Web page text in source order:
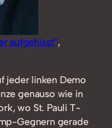
aufgehisst“,
jeder linken Demo
genauso wie in
wo St. Pauli T-
Gegnern gerade